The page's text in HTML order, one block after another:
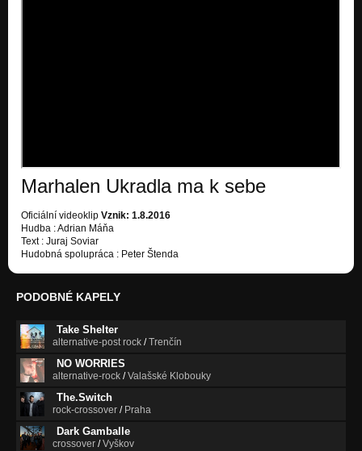
Marhalen Ukradla ma k sebe
Oficiální videoklip Vznik: 1.8.2016
Hudba : Adrian Máňa
Text : Juraj Soviar
Hudobná spolupráca : Peter Štenda
PODOBNÉ KAPELY
Take Shelter
alternative-post rock /Trenčín
NO WORRIES
alternative-rock /Valašské Klobouky
The.Switch
rock-crossover / Praha
Dark Gamballe
crossover /Vyškov